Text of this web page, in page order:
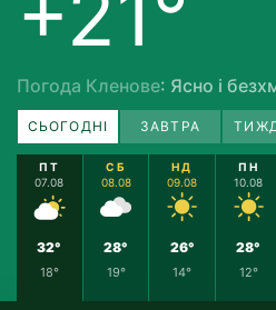
Погода Кленове: Ясно і
СЬОГОДНІ ЗАВТРА
ПТ
07.08
32°
18°
СБ
08.08
28°
19°
НД
09.08
26°
14°
ПН
10.08
28°
12°